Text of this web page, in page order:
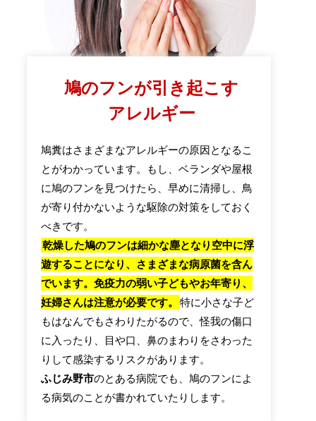
鳩のフンが引き起こす
アレルギー
鳩糞はさまざまなアレルギーの原因となるこ
とがわかっています。もし、ベランダや屋根
に鳩のフンを見つけたら、早めに清掃し、鳥
が寄り付かないような駆除の対策をしておく
べきです。
乾燥した鳩のフンは細かな塵となり空中に浮
遊することになり、さまざまな病原菌を含ん
でいます。免疫力の弱い子どもやお年寄り、
妊婦さんは注意が必要です。
特に小さな子ど
もはなんでもさわりたがるので、怪我の傷口
に入ったり、目や口、鼻のまわりをさわった
りして感染するリスクがあります。
ふじみ野市のとある病院でも、鳩のフンによ
る病気のことが書かれていたりします。